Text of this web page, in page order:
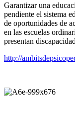
Garantizar una
pendiente el sistema
de oportunidades de
en las escuelas
presentan
http://